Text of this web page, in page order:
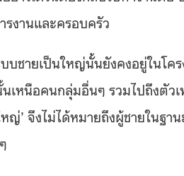
รงานและครอบครัว
ชายเป็นใหญ่นั้นยังคงอยู่ในโค
เหนือคนกลุ่มอื่นๆ รวมไปถึงตัว
หญ่’ จึงไม่ได้หมายถึงผู้ชายใน